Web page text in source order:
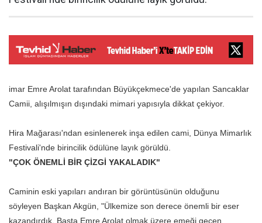
imar Emre Arolat tarafından Büyükçekmece'de yapılan Sancaklar
Camii, alışılmışın dışındaki mimari yapısıyla dikkat çekiyor.
Hira Mağarası'ndan esinlenerek inşa edilen cami, Dünya Mimarlık
Festivali'nde birincilik ödülüne layık görüldü.
"ÇOK ÖNEMLİ BİR ÇİZGİ YAKALADIK"
Caminin eski yapıları andıran bir görüntüsünün olduğunu
söyleyen Başkan Akgün, "Ülkemize son derece önemli bir eser
kazandırdık. Başta Emre Arolat olmak üzere emeği geçen